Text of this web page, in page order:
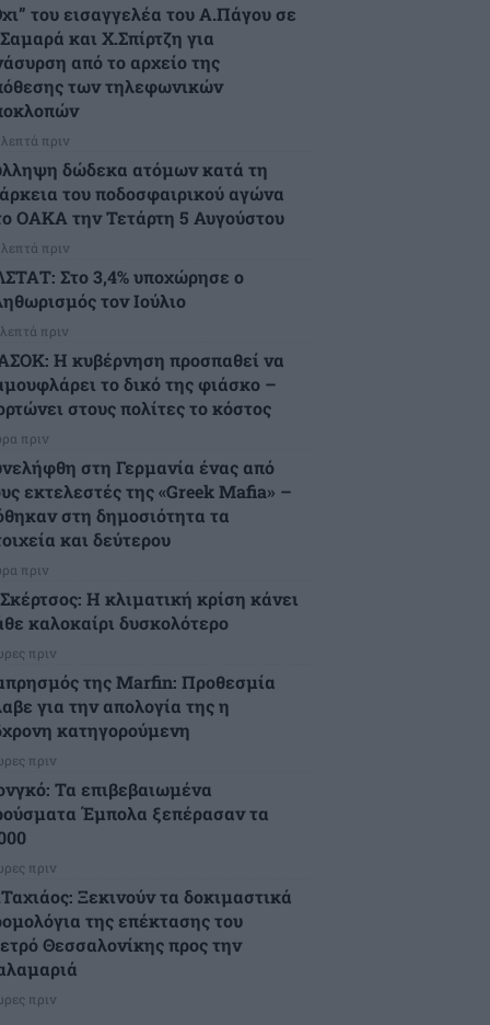
του εισαγγελέα του Α.Πάγου σε
και Χ.Σπίρτζη για
από το αρχείο της
των τηλεφωνικών
πριν
δώδεκα ατόμων κατά τη
του ποδοσφαιρικού αγώνα
ΟΑΚΑ την Τετάρτη 5 Αυγούστου
πριν
Στο 3,4% υποχώρησε ο
τον Ιούλιο
πριν
Η κυβέρνηση προσπαθεί να
το δικό της φιάσκο –
στους πολίτες το κόστος
πριν
στη Γερμανία ένας από
εκτελεστές της «Greek Mafia» –
στη δημοσιότητα τα
και δεύτερου
πριν
Η κλιματική κρίση κάνει
καλοκαίρι δυσκολότερο
πριν
της Marfin: Προθεσμία
για την απολογία της η
κατηγορούμενη
πριν
Τα επιβεβαιωμένα
Έμπολα ξεπέρασαν τα
πριν
Ξεκινούν τα δοκιμαστικά
της επέκτασης του
Θεσσαλονίκης προς την
πριν